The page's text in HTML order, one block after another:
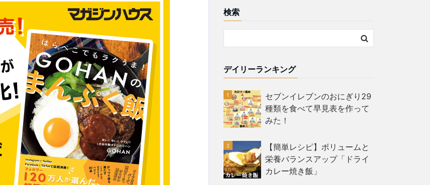
検索
デイリーランキング
セブンイレブンのおにぎり29
種類を食べて早見表を作って
みた！
【簡単レシピ】ボリュームと
栄養バランスアップ「ドライ
カレー焼き飯」